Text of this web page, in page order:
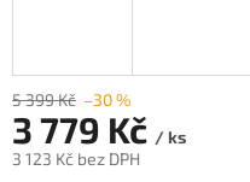
5 399 Kč –30 %
3 779 Kč / ks
3 123 Kč bez DPH